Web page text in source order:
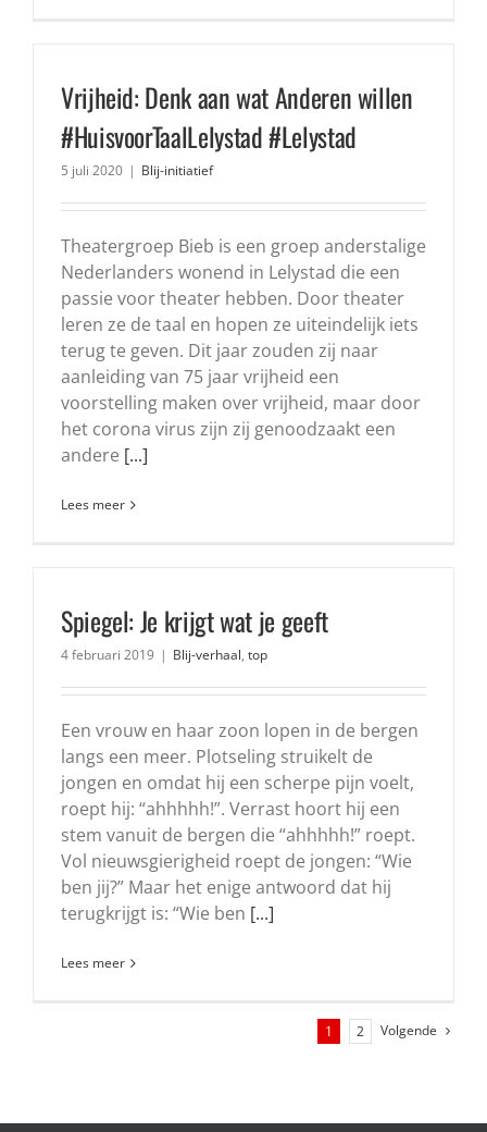
Vrijheid: Denk aan wat Anderen willen
#HuisvoorTaalLelystad #Lelystad
5 juli 2020 | Blij-initiatief
Theatergroep Bieb is een groep anderstalige
Nederlanders wonend in Lelystad die een
passie voor theater hebben. Door theater
leren ze de taal en hopen ze uiteindelijk iets
terug te geven. Dit jaar zouden zij naar
aanleiding van 75 jaar vrijheid een
voorstelling maken over vrijheid, maar door
het corona virus zijn zij genoodzaakt een
andere [...]
Lees meer
Spiegel: Je krijgt wat je geeft
4 februari 2019 | Blij-verhaal, top
Een vrouw en haar zoon lopen in de bergen
langs een meer. Plotseling struikelt de
jongen en omdat hij een scherpe pijn voelt,
roept hij: “ahhhhh!”. Verrast hoort hij een
stem vanuit de bergen die “ahhhhh!” roept.
Vol nieuwsgierigheid roept de jongen: “Wie
ben jij?” Maar het enige antwoord dat hij
terugkrijgt is: “Wie ben [...]
Lees meer
1 2 Volgende